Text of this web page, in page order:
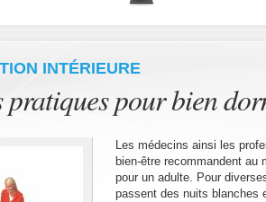
INTÉRIEURE
pratiques pour bien
Les médecins ainsi les
bien-être recommandent au
pour un adulte. Pour
passent des nuits blanches